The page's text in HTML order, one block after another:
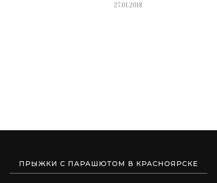
27.01.2018
ПРЫЖКИ С ПАРАШЮТОМ В КРАСНОЯРСКЕ